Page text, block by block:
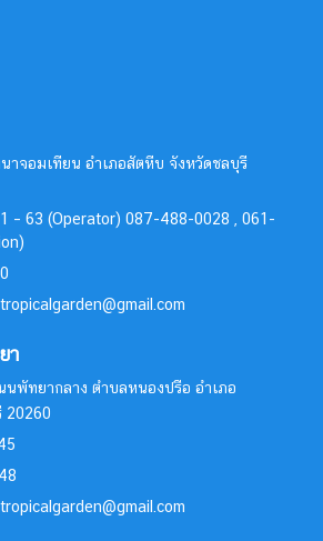
าจอมเทียน อำเภอสัตหีบ จังหวัดชลบุรี
– 63 (Operator) 087-488-0028 , 061-
า
พัทยากลาง ตำบลหนองปรือ อำเภอ
20260